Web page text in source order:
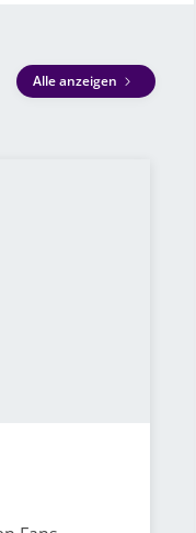
Alle anzeigen